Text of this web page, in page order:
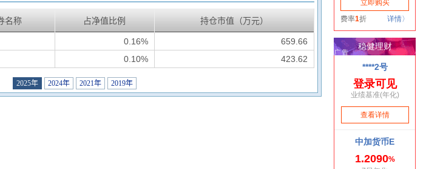
名称 占净值比例 持仓市值（万元）
0.16%
659.66
0.10% 423.62
2025年 2024年 2021年 2019年